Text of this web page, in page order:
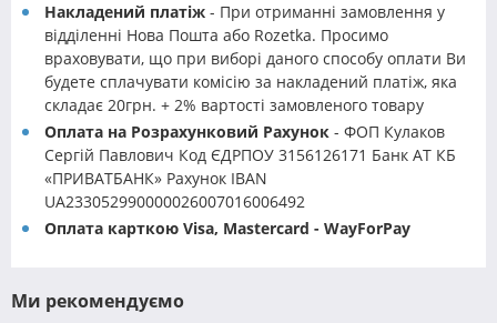
Накладений платіж - При отриманні замовлення у
відділенні Нова Пошта або Rozetka. Просимо
враховувати, що при виборі даного способу оплати Ви
будете сплачувати комісію за накладений платіж, яка
складає 20грн. + 2% вартості замовленого товару
Оплата на Розрахунковий Рахунок - ФОП Кулаков
Сергій Павлович Код ЄДРПОУ 3156126171 Банк АТ КБ
«ПРИВАТБАНК» Рахунок IBAN
UA233052990000026007016006492
Оплата карткою Visa, Mastercard - WayForPay
Ми рекомендуємо